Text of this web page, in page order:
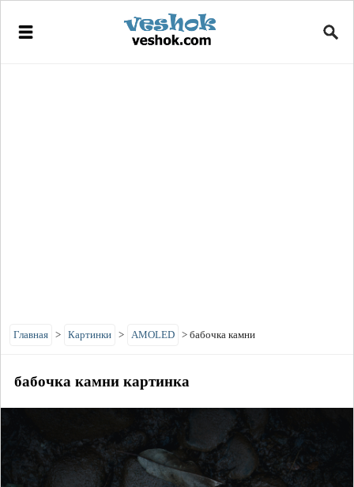
Главная > Картинки > AMOLED > бабочка камни
бабочка камни картинка